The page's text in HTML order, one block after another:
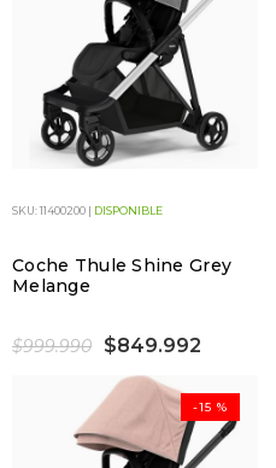
SKU: 11400200 | DISPONIBLE
Coche Thule Shine Grey
Melange
$999.990 $849.992
-15 %